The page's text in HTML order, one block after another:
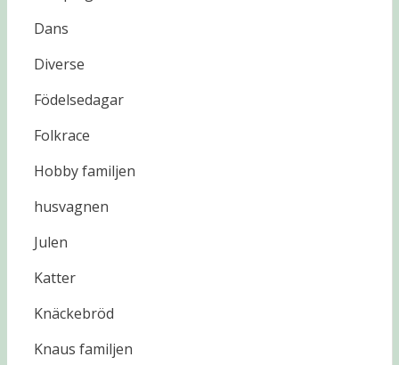
Dans
Diverse
Födelsedagar
Folkrace
Hobby familjen
husvagnen
Julen
Katter
Knäckebröd
Knaus familjen